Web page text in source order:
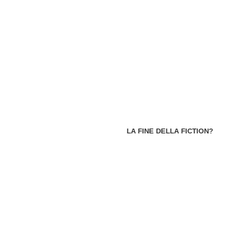
LA FINE DELLA FICTION?